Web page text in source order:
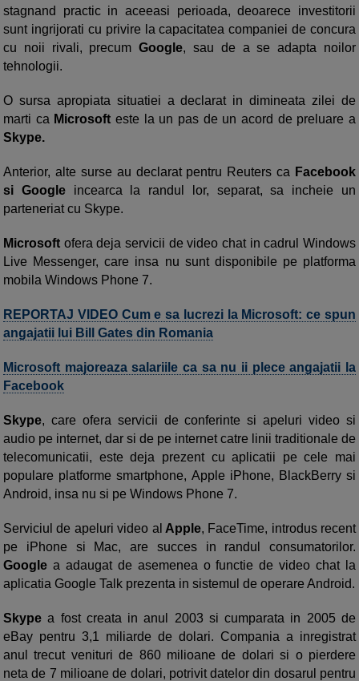
stagnand practic in aceeasi perioada, deoarece investitorii
sunt ingrijorati cu privire la capacitatea companiei de concura
cu noii rivali, precumGoogle, sau de a se adapta noilor
tehnologii.
O sursa apropiata situatiei a declarat in dimineata zilei de
marti ca Microsoft este la un pas de un acord de preluare a
Skype.
Anterior, alte surse au declarat pentru Reuters ca Facebook
si Googleincearca la randul lor, separat, sa incheie un
parteneriat cu Skype.
Microsoft ofera deja servicii de video chat in cadrul Windows
Live Messenger, care insa nu sunt disponibile pe platforma
mobila Windows Phone 7.
REPORTAJ VIDEO Cum e sa lucrezi la Microsoft: ce spun
angajatii lui Bill Gates din Romania
Microsoft majoreaza salariile ca sa nu ii plece angajatii la
Facebook
Skype, care ofera servicii de conferinte si apeluri video si
audio pe internet, dar si de pe internet catre linii traditionale de
telecomunicatii, este deja prezent cu aplicatii pe cele mai
populare platforme smartphone, Apple iPhone, BlackBerry si
Android, insa nu si pe Windows Phone 7.
Serviciul de apeluri video al Apple, FaceTime, introdus recent
pe iPhone si Mac, are succes in randul consumatorilor.
Google a adaugat de asemenea o functie de video chat la
aplicatia Google Talk prezenta in sistemul de operare Android.
Skype a fost creata in anul 2003 si cumparata in 2005 de
eBay pentru 3,1 miliarde de dolari. Compania a inregistrat
anul trecut venituri de 860 milioane de dolari si o pierdere
neta de 7 milioane de dolari, potrivit datelor din dosarul pentru